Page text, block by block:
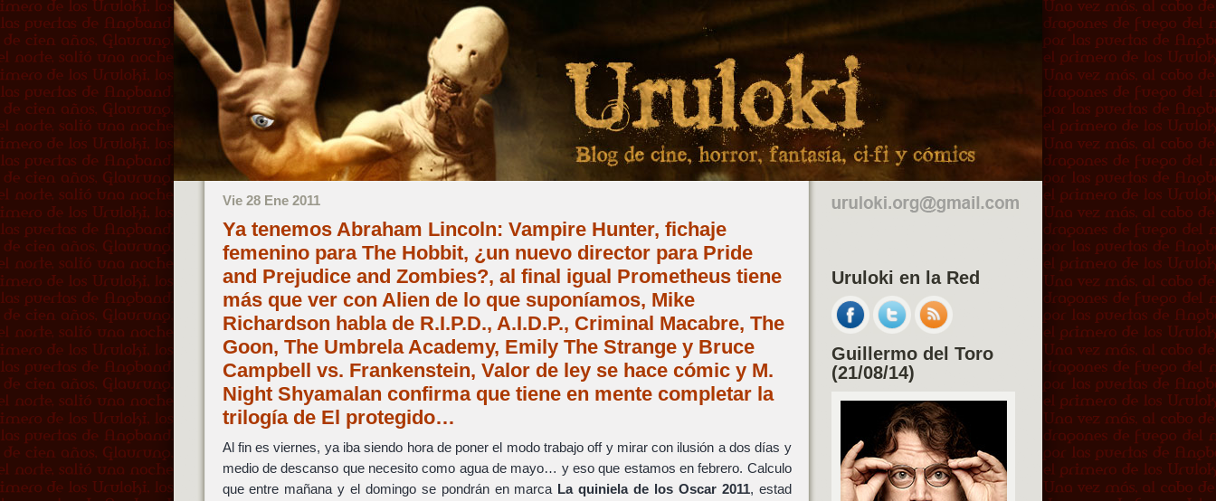
Vie 28 Ene 2011
Ya tenemos Abraham Lincoln: Vampire Hunter, fichaje
femenino para The Hobbit, ¿un nuevo director para Pride
and Prejudice and Zombies?, al final igual Prometheus tiene
más que ver con Alien de lo que suponíamos, Mike
Richardson habla de R.I.P.D., A.I.D.P., Criminal Macabre, The
Goon, The Umbrela Academy, Emily The Strange y Bruce
Campbell vs. Frankenstein, Valor de ley se hace cómic y M.
Night Shyamalan confirma que tiene en mente completar la
trilogía de El protegido…
Al fin es viernes, ya iba siendo hora de poner el modo trabajo off y mirar con ilusión a dos días y
medio de descanso que necesito como agua de mayo… y eso que estamos en febrero. Calculo
que entre mañana y el domingo se pondrán en marca La quiniela de los Oscar 2011, estad
Uruloki en la Red
Guillermo del Toro
(21/08/14)